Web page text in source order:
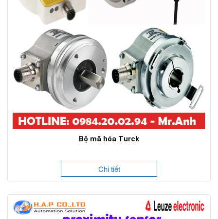
Bộ mã hóa Turck
Chi tiết